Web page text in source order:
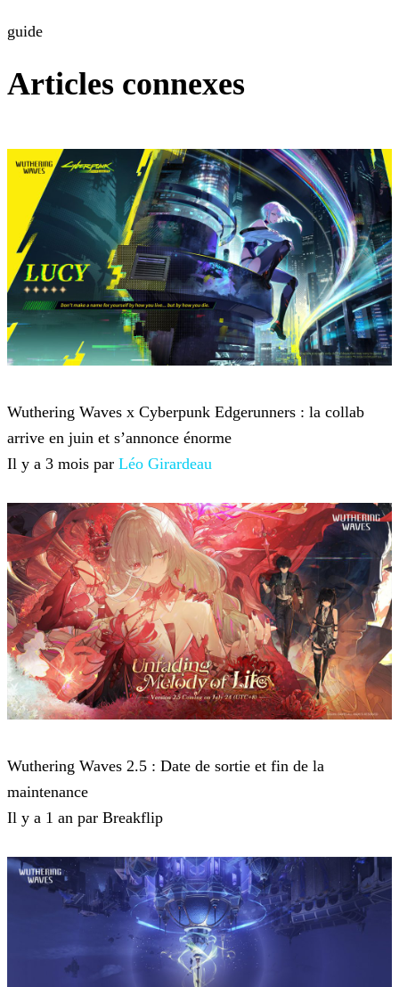
guide
Articles connexes
Wuthering Waves x Cyberpunk Edgerunners : la collab
arrive en juin et s’annonce énorme
Il y a 3 mois par Léo Girardeau
Wuthering Waves 2.5 : Date de sortie et fin de la
maintenance
Il y a 1 an par Breakflip